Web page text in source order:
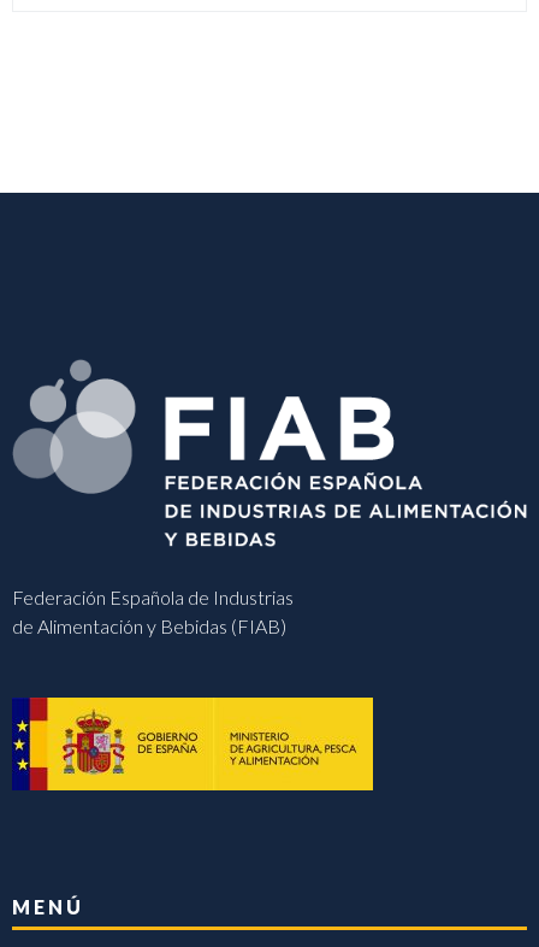
Federación Española de Industrias
de Alimentación y Bebidas (FIAB)
MENÚ